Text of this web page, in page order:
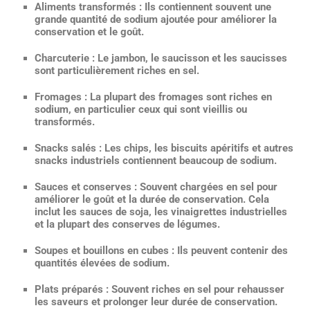
Aliments transformés : Ils contiennent souvent une
grande quantité de sodium ajoutée pour améliorer la
conservation et le goût.
Charcuterie : Le jambon, le saucisson et les saucisses
sont particulièrement riches en sel.
Fromages : La plupart des fromages sont riches en
sodium, en particulier ceux qui sont vieillis ou
transformés.
Snacks salés : Les chips, les biscuits apéritifs et autres
snacks industriels contiennent beaucoup de sodium.
Sauces et conserves : Souvent chargées en sel pour
améliorer le goût et la durée de conservation. Cela
inclut les sauces de soja, les vinaigrettes industrielles
et la plupart des conserves de légumes.
Soupes et bouillons en cubes : Ils peuvent contenir des
quantités élevées de sodium.
Plats préparés : Souvent riches en sel pour rehausser
les saveurs et prolonger leur durée de conservation.